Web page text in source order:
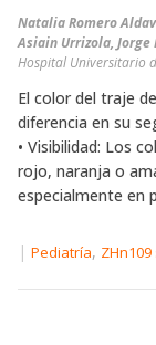
Natalia Romero
Asiain Urrizola,
Hospital Universitario
El color del traje
diferencia en su
• Visibilidad: Los
rojo, naranja o
especialmente en
| Pediatría,